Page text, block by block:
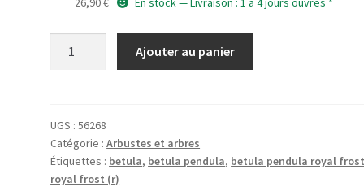
'Royal
Frost'
(R)
Ajouter au panier
UGS :56268
Catégorie :Arbustes et arbres
Étiquettes : betula, betula pendula, betula pendula royal
royal frost (r)